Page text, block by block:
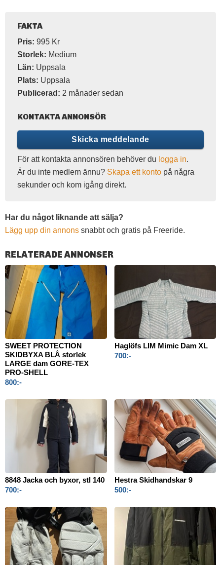
FAKTA
Pris: 995 Kr
Storlek: Medium
Län: Uppsala
Plats: Uppsala
Publicerad: 2 månader sedan
KONTAKTA ANNONSÖR
Skicka meddelande
För att kontakta annonsören behöver du logga in.
Är du inte medlem ännu? Skapa ett konto på några
sekunder och kom igång direkt.
Har du något liknande att sälja?
Lägg upp din annons snabbt och gratis på Freeride.
RELATERADE ANNONSER
SWEET PROTECTION
SKIDBYXA BLÅ storlek
LARGE dam GORE-TEX
PRO-SHELL
800:-
Haglöfs LIM Mimic Dam XL
700:-
8848 Jacka och byxor, stl 140
700:-
Hestra Skidhandskar 9
500:-